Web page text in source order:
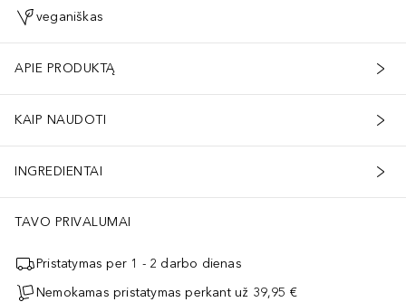
veganiškas
APIE PRODUKTĄ
KAIP NAUDOTI
INGREDIENTAI
TAVO PRIVALUMAI
Pristatymas per 1 - 2 darbo dienas
Nemokamas pristatymas perkant už 39,95 €